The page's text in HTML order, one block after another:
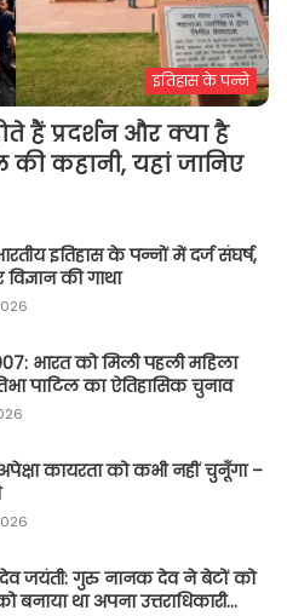
इतिहास के पन्ने
हैं प्रदर्शन और क्या है
कहानी, यहां जानिए
इतिहास के पन्नों में दर्ज संघर्ष,
की गाथा
भारत को मिली पहली महिला
पाटिल का ऐतिहासिक चुनाव
कायरता को कभी नहीं चुनूँगा –
जयंती: गुरु नानक देव ने बेटों को
बनाया था अपना उत्तराधिकारी…